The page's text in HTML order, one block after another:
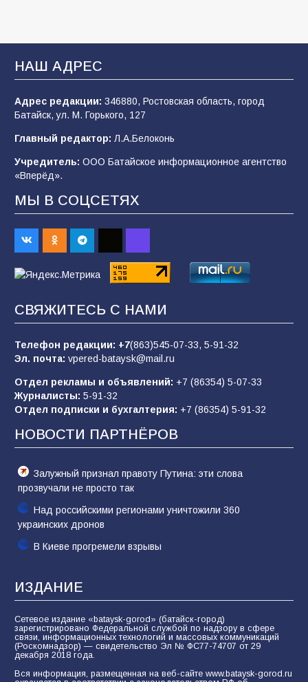
В Батайске продолжаются дорожные работы
107 04.08.2026
строительные профессии в ходе
спортивного праздника
90
«Слухами Москву не возьмёшь»: почему
заявления Киева о мобилизации — это
отчаяние, а не разведка
83 02.08.2026
Батайчане вышли в финал Всероссийского
конкурса «Большая перемена»
62 04.08.2026
Командовал боем до последнего: герой
61 05.08.2026
НАШ АДРЕС
Адрес редакции: 346880, Ростовская область, город
Батайск, ул. М. Горького, 127
Главный редактор: Л.А.Белоконь
Учредитель: ООО Батайское информационное агентство
«Вперёд».
МЫ В СОЦСЕТЯХ
СВЯЖИТЕСЬ С НАМИ
Телефон редакции: +7(863)545-07-33, 5-91-32
Эл. почта: vpered-bataysk@mail.ru
Отдел рекламы и объявлений: +7 (86354) 5-07-33
Журналисты: 5-91-32
Отдел подписки и бухгалтерия: +7 (86354) 5-91-32
НОВОСТИ ПАРТНЁРОВ
Залужный признал правоту Путина: эти слова
прозвучали не просто так
Над российскими регионами уничтожили 360
украинских дронов
В Киеве прогремели взрывы
ИЗДАНИЕ
Сетевое издание «bataysk-gorod» (батайск-город)
зарегистрировано Федеральной службой по надзору в сфере
связи, информационных технологий и массовых коммуникаций
(Роскомнадзор) — свидетельство Эл № ФС77-74707 от 29
декабря 2018 года.
Вся информация, размещенная на веб-сайте www.bataysk-gorod.ru